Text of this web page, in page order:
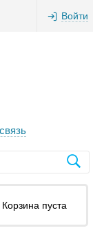
Войти
Корзина пуста